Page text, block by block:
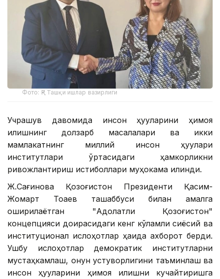
Фото: ҚР Ташқи ишлар вазирлиги
Учрашув давомида инсон ҳуқуқларини ҳимоя
қилишнинг долзарб масалалари ва икки
мамлакатнинг миллий инсон ҳуқуқлари
институтлари ўртасидаги ҳамкорликни
ривожлантириш истиқболлари муҳокама қилинди.
Ж.Сағинова Қозоғистон Президенти Қасим-
Жомарт Тоқаев ташаббуси билан амалга
оширилаётган "Адолатли Қозоғистон"
концепцияси доирасидаги кенг кўламли сиёсий ва
институционал ислоҳотлар ҳақида ахборот берди.
Ушбу ислоҳотлар демократик институтларни
мустаҳкамлаш, қонун устуворлигини таъминлаш ва
инсон ҳуқуқларини ҳимоя қилишни кучайтиришга